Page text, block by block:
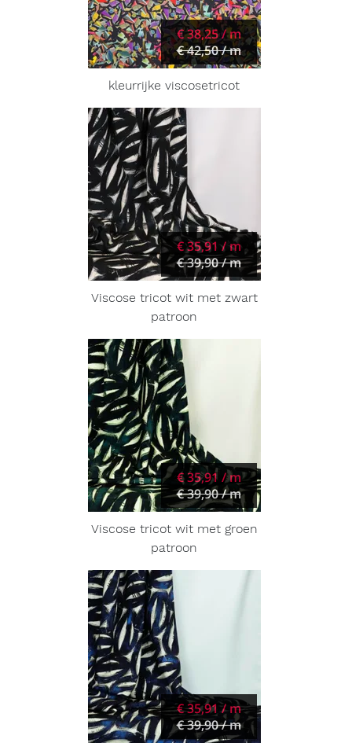
€ 38,25 / m
€ 42,50 / m
kleurrijke viscosetricot
€ 35,91 / m
€ 39,90 / m
Viscose tricot wit met zwart
patroon
€ 35,91 / m
€ 39,90 / m
Viscose tricot wit met groen
patroon
€ 35,91 / m
€ 39,90 / m